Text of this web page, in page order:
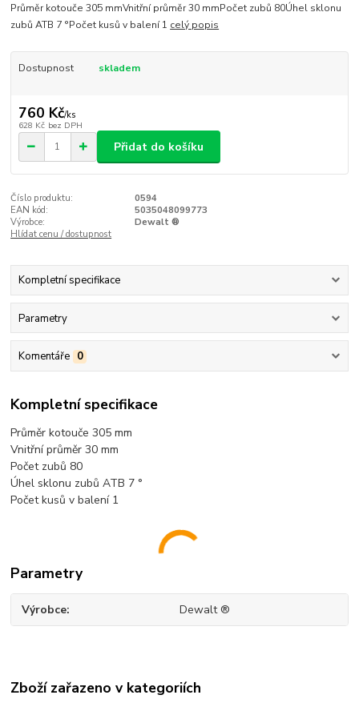
Průměr kotouče 305 mmVnitřní průměr 30 mmPočet zubů 80Úhel sklonu
zubů ATB 7 °Počet kusů v balení 1 celý popis
Dostupnost skladem
760 Kč/ks
628 Kč bez DPH
Přidat do košíku
Číslo produktu:
0594
EAN kód:
5035048099773
Výrobce:
Dewalt ®
Hlídat cenu / dostupnost
Kompletní specifikace
Parametry
Komentáře 0
Kompletní specifikace
Průměr kotouče 305 mm
Vnitřní průměr 30 mm
Počet zubů 80
Úhel sklonu zubů ATB 7 °
Počet kusů v balení 1
Parametry
Výrobce Dewalt ®
Zboží zařazeno v kategoriích